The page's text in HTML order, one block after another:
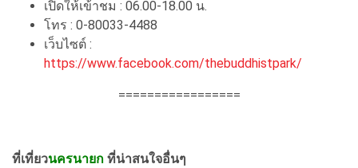
เปิดให้เข้าชม : 06.00-18.00 น.
โทร : 0-80033-4488
เว็บไซต์ :
https://www.facebook.com/thebuddhistpark/
=================
ที่เที่ยวนครนายก ที่น่าสนใจอื่นๆ